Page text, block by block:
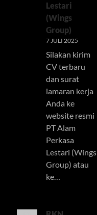
Lestari
(Wings
Group)
7 JULI 2025
Silakan kirim
CV terbaru
dan surat
lamaran kerja
Anda ke
website resmi
PT Alam
Perkasa
Lestari (Wings
Group) atau
ke…